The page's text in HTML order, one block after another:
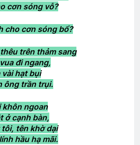
Võ Bị OREGON thăm NT Trần Văn
Ago
Tập II chương 20
Ago
Đoàn 44 Sư Đoàn 23 BB VNCH
Ago
cơn sóng vỗ?
cho cơn sóng bổ?
trên thảm sang
đi ngang,
hạt bụi
ông trần trụi.
khôn ngoan
ở cạnh bàn,
tên khờ dại
hầu hạ mãi.